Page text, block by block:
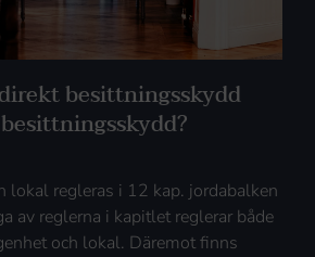
besittningsskydd
lokal regleras i 12 kap. jordabalken
av reglerna i kapitlet reglerar både
och lokal. Däremot finns